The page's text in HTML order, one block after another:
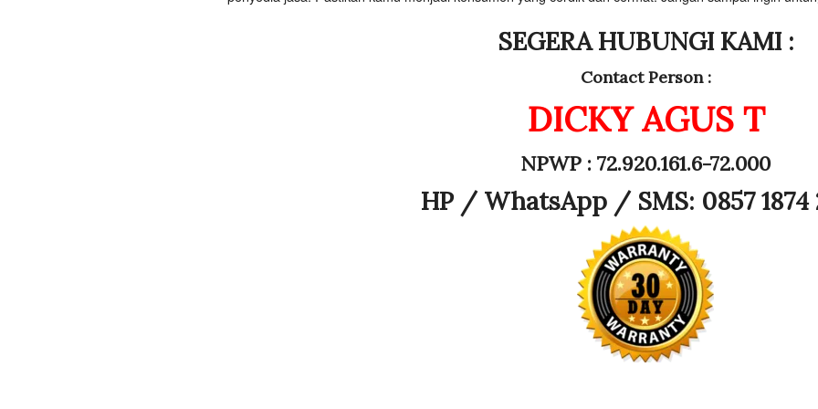
SEGERA HUBUNGI KAMI :
Contact Person :
DICKY AGUS T
NPWP : 72.920.161.6-72.000
HP / WhatsApp / SMS: 0857 1874